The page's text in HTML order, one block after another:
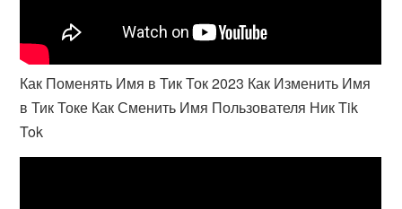
Как Поменять Имя в Тик Ток 2023 Как Изменить Имя
в Тик Токе Как Сменить Имя Пользователя Ник Tik
Tok